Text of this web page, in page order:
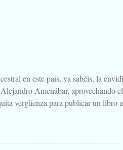
el .... Os convoco a todos,
en este país, ya sabéis, la
Amenábar, aprovechando
vergüenza para publicar un libro
sala es "no parece cine español",